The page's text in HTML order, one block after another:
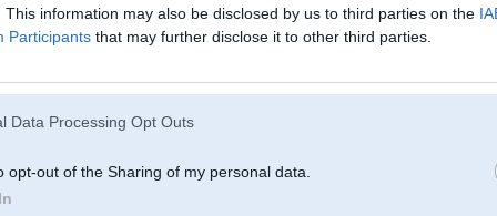
This information may also be disclosed by us to third parties on the
Participants that may further disclose it to other third parties.
Data Processing Opt Outs
opt-out of the Sharing of my personal data.
2) Sporcmena auto
3) Spiid3 M3
4) Rozālijas 325